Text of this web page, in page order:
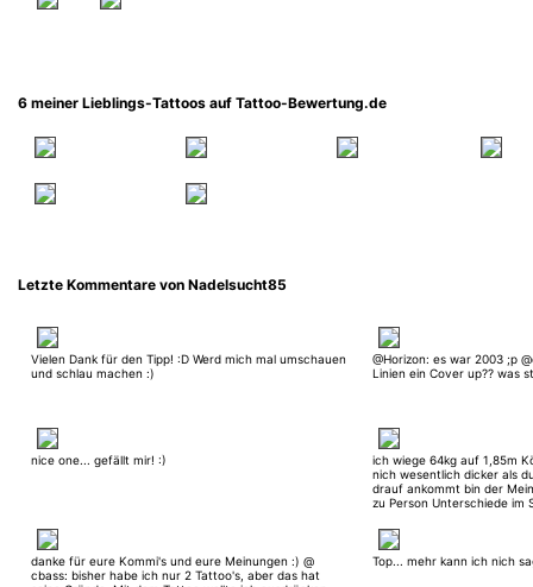
6 meiner Lieblings-Tattoos auf Tattoo-Bewertung.de
Letzte Kommentare von Nadelsucht85
Vielen Dank für den Tipp! :D Werd mich mal umschauen
und schlau machen :)
@Horizon: es war 2003 ;p
Linien ein Cover up?? was
nice one... gefällt mir! :)
ich wiege 64kg auf 1,85m
nich wesentlich dicker als
drauf ankommt bin der
zu Person Unterschiede im
als andere, aber jeder
sollte dann auch den
nicht? Mein Nick soll nicht
danke für eure Kommi's und eure Meinungen :) @
cbass: bisher habe ich nur 2 Tattoo's, aber das hat
Top... mehr kann ich nich